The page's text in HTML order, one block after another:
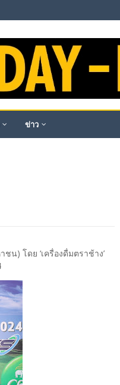
ข่าว
น) โดย ‘เครื่องดื่มตราช้าง’